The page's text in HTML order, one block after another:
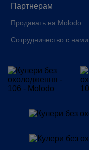
Партнерам
Продавать на Molodo
Сотрудничество с нами